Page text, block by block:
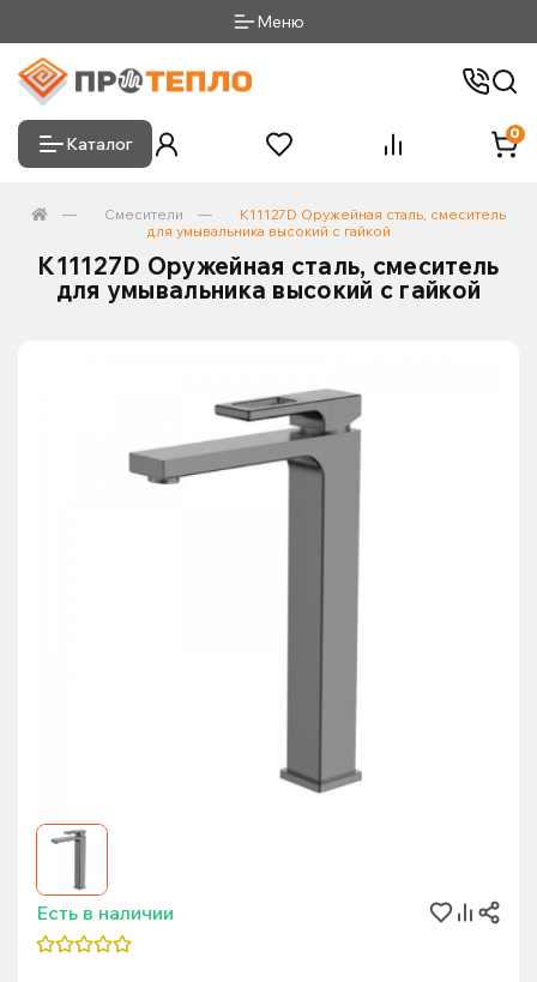
Меню
Каталог
0
Смесители
K11127D Оружейная сталь, смеситель
для умывальника высокий с гайкой
K11127D Оружейная сталь, смеситель
для умывальника высокий с гайкой
Есть в наличии